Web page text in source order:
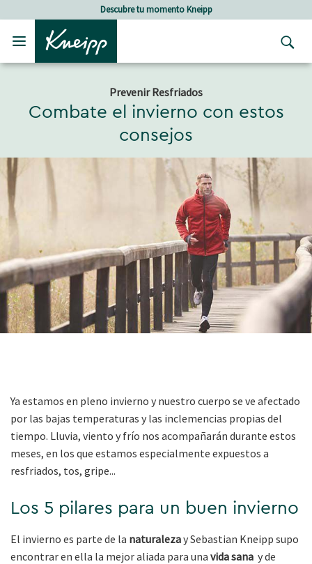
Skip to main content
Skip to footer contentDescubre tu momento Kneipp
Prevenir Resfriados
Combate el invierno con estos
consejos
Ya estamos en pleno invierno y nuestro cuerpo se ve afectado
por las bajas temperaturas y las inclemencias propias del
tiempo. Lluvia, viento y frío nos acompañarán durante estos
meses, en los que estamos especialmente expuestos a
resfriados, tos, gripe...
Los 5 pilares para un buen invierno
El invierno es parte de la naturalezay Sebastian Kneipp supo
encontrar en ella la mejor aliada para una vida sana y de